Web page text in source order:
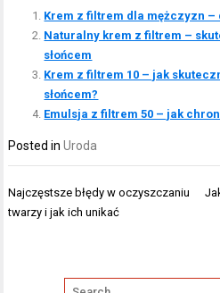
Krem z filtrem dla mężczyzn
Naturalny krem z filtrem –
słońcem
Krem z filtrem 10 – jak
słońcem?
Emulsja z filtrem 50 – jak
Posted inUroda
Nawigacja
wpisu
Najczęstsze błędy w oczyszczaniu
twarzy i jak ich unikać